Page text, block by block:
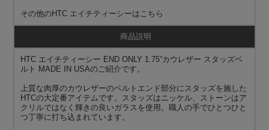
その他のHTC エイチティーシーはこちら
商品説明
HTC エイチティーシー END ONLY 1.75”カウレザー スタッズベ
ルト MADE IN USAのご紹介です。
上質な肉厚のカウレザーのベルトエンド部分にスタッズを施した
HTCの大定番アイテムです。スタッズはニッケル、ストーンはア
クリルではなく輝きの良いガラスを使用。職人の手でひとつひと
つ丁寧に打ち込まれています。